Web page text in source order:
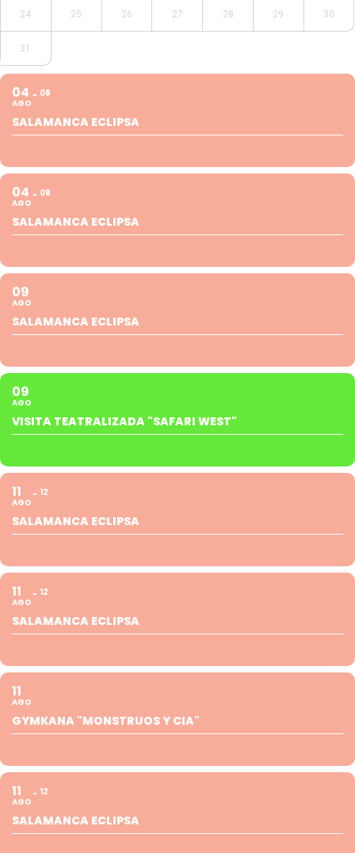
24 25 26 27 28 29 30
31
04
AGO
08
SALAMANCA ECLIPSA
04
AGO
08
SALAMANCA ECLIPSA
09
AGO
SALAMANCA ECLIPSA
09
AGO
VISITA TEATRALIZADA "SAFARI WEST"
11
AGO
12
SALAMANCA ECLIPSA
11
AGO
12
SALAMANCA ECLIPSA
11
AGO
GYMKANA "MONSTRUOS Y CIA"
11
AGO
12
SALAMANCA ECLIPSA